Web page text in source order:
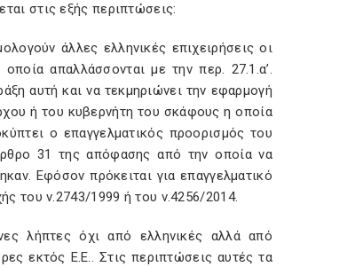
στις εξής περιπτώσεις:
άλλες ελληνικές επιχειρήσεις οι
οποία απαλλάσσονται με την περ. 27.1.α’.
αυτή και να τεκμηριώνει την εφαρμογή
ή του κυβερνήτη του σκάφους η οποία
ο επαγγελματικός προορισμός του
31 της απόφασης από την οποία να
Εφόσον πρόκειται για επαγγελματικό
του ν.2743/1999 ή του ν.4256/2014.
λήπτες όχι από ελληνικές αλλά από
εκτός Ε.Ε.. Στις περιπτώσεις αυτές τα